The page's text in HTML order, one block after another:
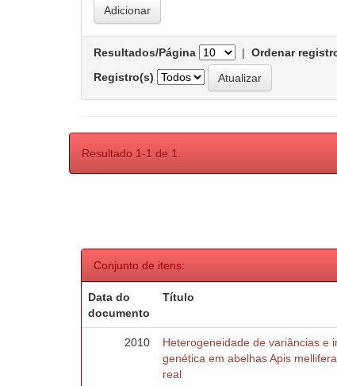
Resultados/Página | Ordenar
Registro(s)
Resultado 1-1 de 1.
Conjunto de itens:
Data do
documento
Título
2010
Heterogeneidade de variâncias e
genética em abelhas Apis
real